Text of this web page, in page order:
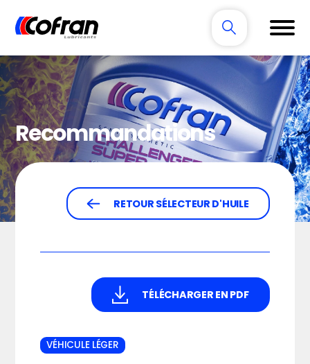
Recommandations
RETOUR SÉLECTEUR D'HUILE
TÉLÉCHARGER EN PDF
VÉHICULE LÉGER